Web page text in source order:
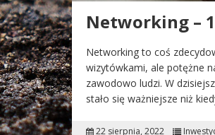
Networking –
Networking to coś
wizytówkami, ale potężne
zawodowo ludzi. W
stało się ważniejsze niż
22 sierpnia, 2022